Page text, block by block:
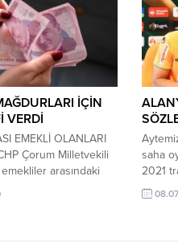
birlikte Fatih
Lig’i 57 puanla
bordo-
İÇİN
VERDİ
EMEKLİ OLANLARI
Çorum Milletvekili
arasındaki
giderilmesi için
teklifinin kabul
saha
2021
olmak
4